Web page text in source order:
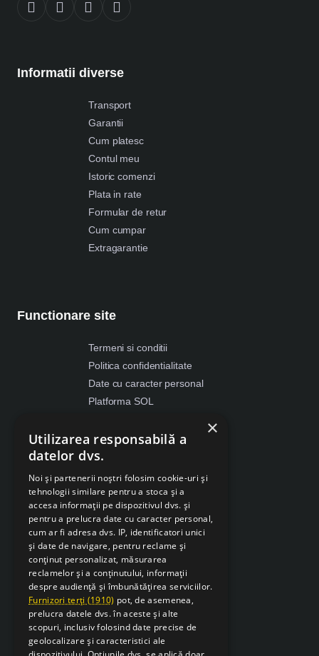
Informatii diverse
Transport
Garantii
Cum platesc
Contul meu
Istoric comenzi
Plata in rate
Formular de retur
Cum cumpar
Extragarantie
Functionare site
Termeni si conditii
Politica confidentialitate
Date cu caracter personal
Platforma SOL
Despre Cookies
Retragere din contract
×
Utilizarea responsabilă a
datelor dvs.
Noi și partenerii noștri folosim cookie-uri și
tehnologii similare pentru a stoca și a
accesa informații pe dispozitivul dvs. și
pentru a prelucra date cu caracter personal,
cum ar fi adresa dvs. IP, identificatori unici
și date de navigare, pentru reclame și
conținut personalizat, măsurarea
reclamelor și a conținutului, informații
despre audiență și îmbunătățirea serviciilor.
Furnizori terți (1910) pot, de asemenea,
prelucra datele dvs. în aceste și alte
scopuri, inclusiv folosind date precise de
geolocalizare și caracteristici ale